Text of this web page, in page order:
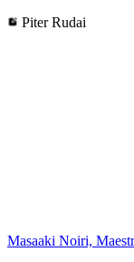
Piter Rudai
Masaaki Noiri,